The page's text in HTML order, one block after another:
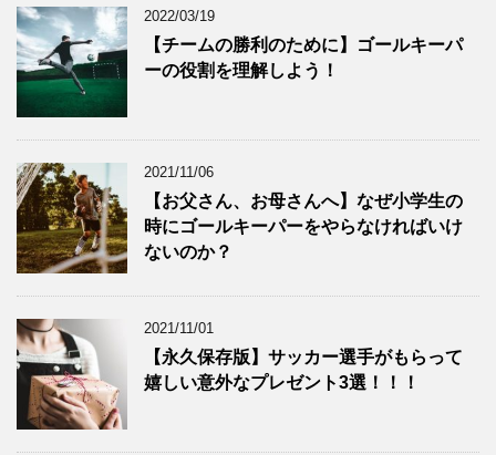
2022/03/19
【チームの勝利のために】ゴールキーパ
ーの役割を理解しよう！
2021/11/06
【お父さん、お母さんへ】なぜ小学生の
時にゴールキーパーをやらなければいけ
ないのか？
2021/11/01
【永久保存版】サッカー選手がもらって
嬉しい意外なプレゼント3選！！！